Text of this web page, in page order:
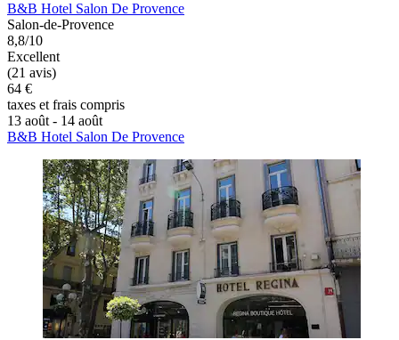
B&B Hotel Salon De Provence
Salon-de-Provence
8,8/10
Excellent
(21 avis)
64 €
taxes et frais compris
13 août - 14 août
B&B Hotel Salon De Provence